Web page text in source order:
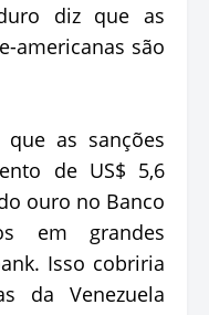
diz que as
americanas são
que as sanções
de US$ 5,6
ouro no Banco
em grandes
Isso cobriria
da Venezuela